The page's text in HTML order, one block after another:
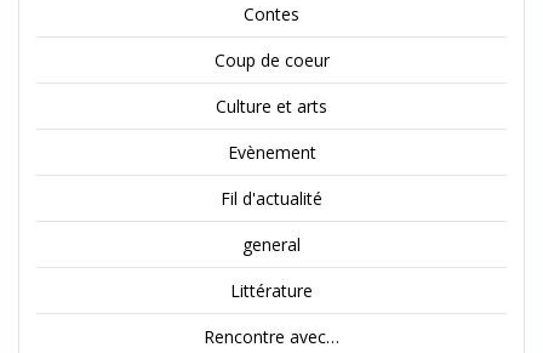
Contes
Coup de coeur
Culture et arts
Evènement
Fil d'actualité
general
Littérature
Rencontre avec…